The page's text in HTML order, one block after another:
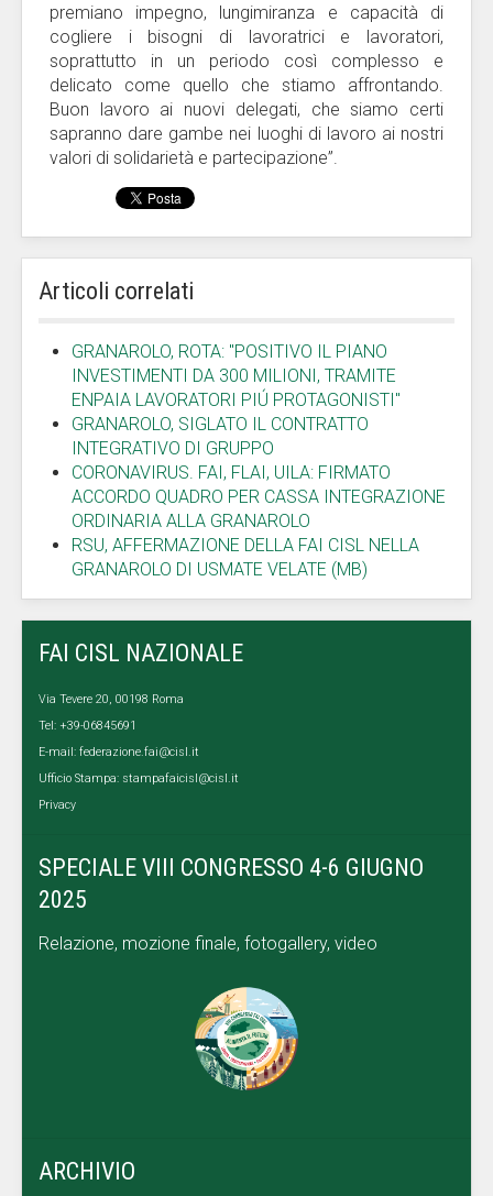
premiano impegno, lungimiranza e capacità di
cogliere i bisogni di lavoratrici e lavoratori,
soprattutto in un periodo così complesso e
delicato come quello che stiamo affrontando.
Buon lavoro ai nuovi delegati, che siamo certi
sapranno dare gambe nei luoghi di lavoro ai nostri
valori di solidarietà e partecipazione”.
Articoli correlati
GRANAROLO, ROTA: "POSITIVO IL PIANO
INVESTIMENTI DA 300 MILIONI, TRAMITE
ENPAIA LAVORATORI PIÚ PROTAGONISTI"
GRANAROLO, SIGLATO IL CONTRATTO
INTEGRATIVO DI GRUPPO
CORONAVIRUS. FAI, FLAI, UILA: FIRMATO
ACCORDO QUADRO PER CASSA INTEGRAZIONE
ORDINARIA ALLA GRANAROLO
RSU, AFFERMAZIONE DELLA FAI CISL NELLA
GRANAROLO DI USMATE VELATE (MB)
FAI CISL NAZIONALE
Via Tevere 20, 00198 Roma
Tel: +39-06845691
E-mail: federazione.fai@cisl.it
Ufficio Stampa: stampafaicisl@cisl.it
Privacy
SPECIALE VIII CONGRESSO 4-6 GIUGNO
2025
Relazione, mozione finale, fotogallery, video
ARCHIVIO